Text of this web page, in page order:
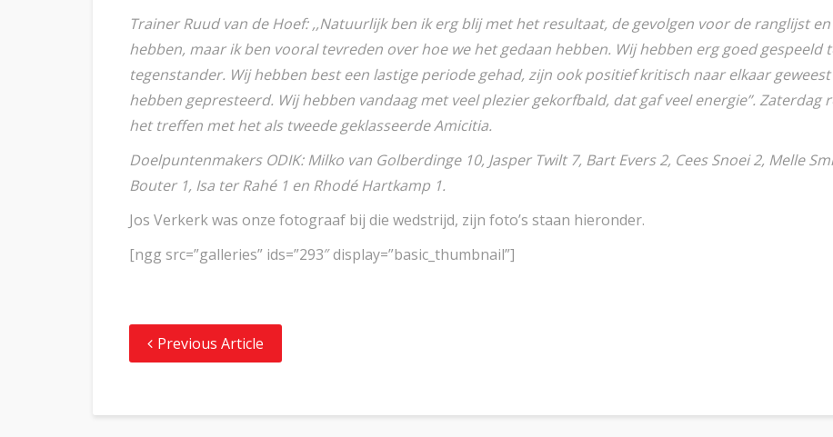
Trainer Ruud van de Hoef: ,,Natuurlijk ben ik erg blij met het resultaat, de gevolgen voor de ranglijst
hebben, maar ik ben vooral tevreden over hoe we het gedaan hebben. Wij hebben erg goed gespeeld
tegenstander. Wij hebben best een lastige periode gehad, zijn ook positief kritisch naar elkaar
hebben gepresteerd. Wij hebben vandaag met veel plezier gekorfbald, dat gaf veel energie”. Zaterdag
het treffen met het als tweede geklasseerde Amicitia.
Doelpuntenmakers ODIK: Milko van Golberdinge 10, Jasper Twilt 7, Bart Evers 2, Cees Snoei 2, Melle
Bouter 1, Isa ter Rahé 1 en Rhodé Hartkamp 1.
Jos Verkerk was onze fotograaf bij die wedstrijd, zijn foto’s staan hieronder.
[ngg src=”galleries” ids=”293″ display=”basic_thumbnail”]
Previous Article